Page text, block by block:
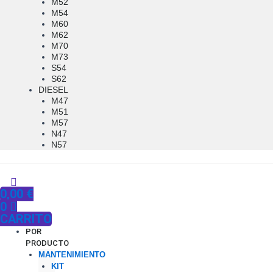
M54
M60
M62
M70
M73
S54
S62
DIESEL
M47
M51
M57
N47
N57
0,00 €
0
CARRITO
POR
PRODUCTO
MANTENIMIENTO
KIT